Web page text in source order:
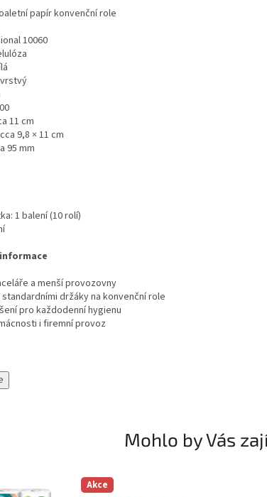
papír konvenční role
10060
11 cm
9,8 × 11 cm
95 mm
1 balení (10 rolí)
a menší provozovny
držáky na konvenční role
pro každodenní hygienu
i firemní provoz
Mohlo by Vás
Akce